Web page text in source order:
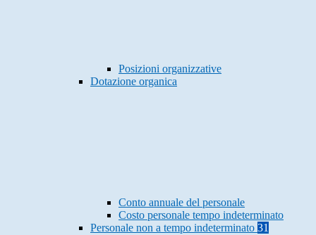
Posizioni organizzative
Dotazione organica
Conto annuale del personale
Costo personale tempo indeterminato
Personale non a tempo indeterminato 31